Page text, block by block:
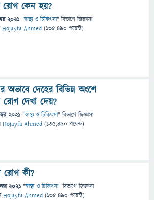
রোগ কেন হয়?
2021 "স্বাস্থ্য ও চিকিৎসা" বিভাগে জিজ্ঞাসা
Hojayfa Ahmed (135,490 পয়েন্ট)
অভাবে দেহের বিভিন্ন অংশে
রোগ দেখা দেয়?
2021 "স্বাস্থ্য ও চিকিৎসা" বিভাগে জিজ্ঞাসা
Hojayfa Ahmed (135,490 পয়েন্ট)
রোগ কী?
2021 "স্বাস্থ্য ও চিকিৎসা" বিভাগে জিজ্ঞাসা
Hojayfa Ahmed (135,490 পয়েন্ট)